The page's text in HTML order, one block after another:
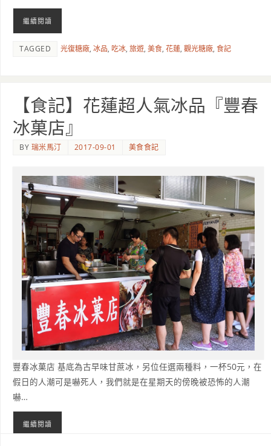
繼續閱讀
TAGGED 光復糖廠,冰品, 吃冰,旅遊,美食,花蓮,觀光糖廠,食記
【食記】花蓮超人氣冰品『豐春
冰菓店』
BY 瑞米馬汀 2017-09-01 美食食記
豐春冰菓店 基底為古早味甘蔗冰，另位任選兩種料，一杯50元，在
假日的人潮可是嚇死人，我們就是在星期天的傍晚被恐怖的人潮
嚇…
繼續閱讀